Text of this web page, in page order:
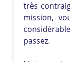
très
mission,
passez.